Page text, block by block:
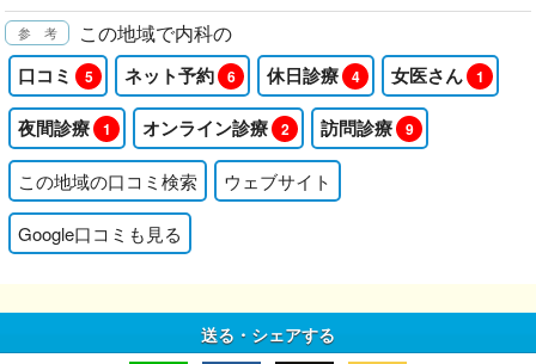
この地域で内科の
口コミ 5 ネット予約 6 休日診療 4 女医さん 1
夜間診療 1 オンライン診療 2 訪問診療 9
この地域の口コミ検索 ウェブサイト
Google口コミも見る
送る・シェアする